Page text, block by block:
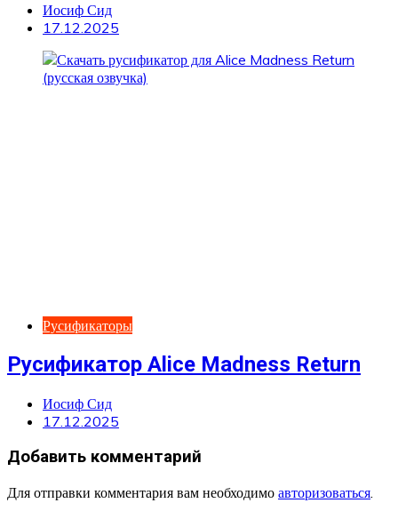
Иосиф Сид
17.12.2025
Русификаторы
Русификатор Alice Madness Return
Иосиф Сид
17.12.2025
Добавить комментарий
Для отправки комментария вам необходимо авторизоваться